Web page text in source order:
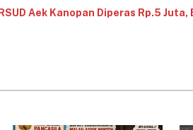
Aek Kanopan Diperas Rp.5